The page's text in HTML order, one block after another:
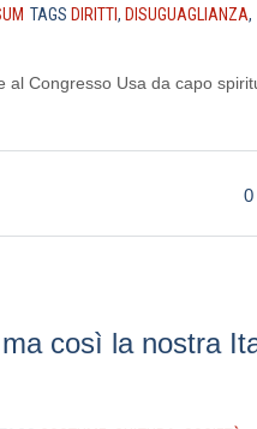
TAGS DIRITTI, DISUGUAGLIANZA,
al Congresso Usa da capo
0
così la nostra